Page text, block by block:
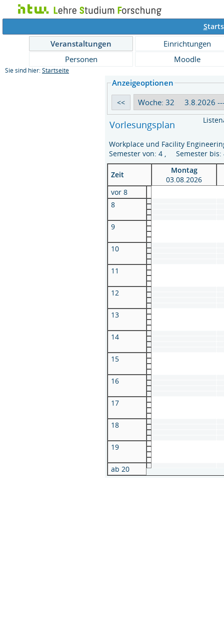
S
Veranstaltungen
Einrichtungen
Personen
Moodle
Sie sind hier: Startseite
Anzeigeoptionen
Vorlesungsplan
Workplace und Facility
Semester von: 4 , Semester
Zeit
Montag
03.08.2026
vor 8
8
9
10
11
12
13
14
15
16
17
18
19
ab 20